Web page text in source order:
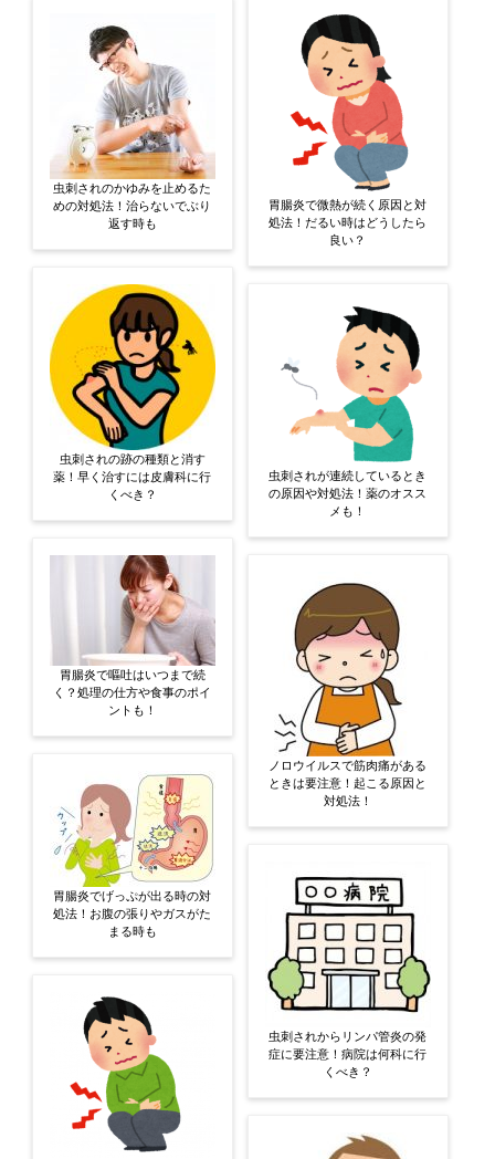
虫刺されのかゆみを止めるた
めの対処法！治らないでぶり
返す時も
虫刺されの跡の種類と消す
薬！早く治すには皮膚科に行
くべき？
胃腸炎で嘔吐はいつまで続
く？処理の仕方や食事のポイ
ントも！
胃腸炎でげっぷが出る時の対
処法！お腹の張りやガスがた
まる時も
胃腸炎で微熱が続く原因と対
処法！だるい時はどうしたら
良い？
虫刺されが連続しているとき
の原因や対処法！薬のオスス
メも！
ノロウイルスで筋肉痛がある
ときは要注意！起こる原因と
対処法！
虫刺されからリンパ管炎の発
症に要注意！病院は何科に行
くべき？